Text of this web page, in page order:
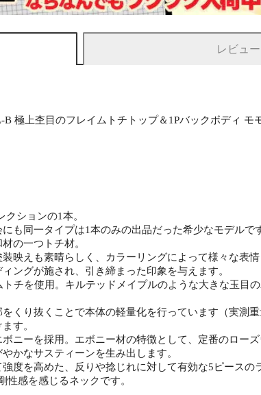
レビュー
B 極上杢目のフレイムトチトップ＆1Pバックボディ モ
ションの1本。
も同一タイプは1本のみの出品だった希少なモデルで
の一つトチ材。
映えも素晴らしく、カラーリングによって様々な表
ングが施され、引き締まった印象を与えます。
チを使用。キルテッドメイプルのような大きな玉目
くり抜くことで本体の軽量化を行っています（実測
す。
ニーを採用。エボニー材の特徴として、定番のロー
かなサスティーンを生み出します。
度を高めた、反りや捻じれに対して有効な5ピースの
感を感じるネックです。